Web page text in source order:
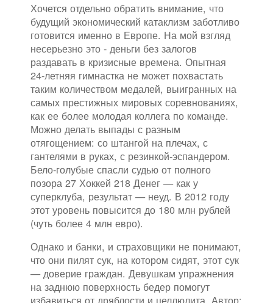
Хочется отдельно обратить внимание, что
будущий экономический катаклизм заботливо
готовится именно в Европе. На мой взгляд
несерьезно это - деньги без залогов
раздавать в кризисные времена. Опытная
24-летняя гимнастка не может похвастать
таким количеством медалей, выигранных на
самых престижных мировых соревнованиях,
как ее более молодая коллега по команде.
Можно делать выпады с разным
отягощением: со штангой на плечах, с
гантелями в руках, с резинкой-эспандером.
Бело-голубые спасли судью от полного
позора 27 Хоккей 218 Денег — как у
суперклуба, результат — неуд. В 2012 году
этот уровень повысится до 180 млн рублей
(чуть более 4 млн евро).
Однако и банки, и страховщики не понимают,
что они пилят сук, на котором сидят, этот сук
— доверие граждан. Девушкам упражнения
на заднюю поверхность бедер помогут
избавиться от дряблости и целлюлита. Автор: